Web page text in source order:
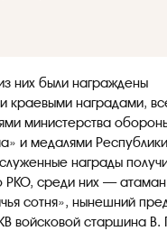
них были награждены
краевыми наградами,
министерства
и медалями
награды
РКО, среди них —
сотня», нынешний
войсковой старшина В.